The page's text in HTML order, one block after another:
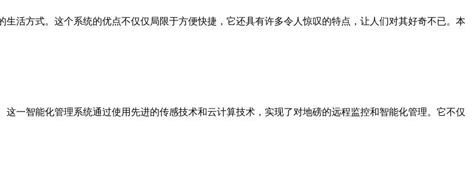
活方式。这个系统的优点不仅仅局限于方便快捷，它还具有许多令人惊叹的特点，让人们对其好奇不已。本
一智能化管理系统通过使用先进的传感技术和云计算技术，实现了对地磅的远程监控和智能化管理。它不仅